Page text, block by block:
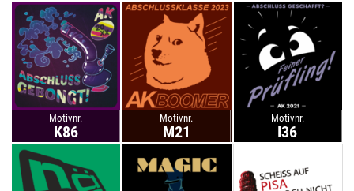
Motivnr.
K86
Motivnr.
M21
Motivnr.
I36